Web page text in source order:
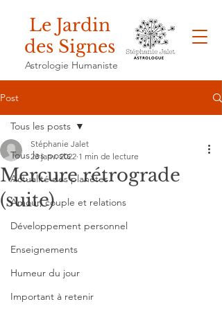
Le Jardin
des Signes
Astrologie Humaniste
Post
Tous les posts
Actualité des planètes
Amour, couple et relations
Développement personnel
Enseignements
Humeur du jour
Important à retenir
Tous les posts
Mercure rétrograde
(suite)
Stéphanie Jalet
23 janv. 2022 1 min de lecture